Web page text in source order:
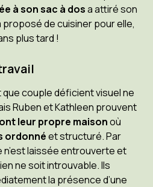
à son sac à dosa attiré son
proposé de cuisiner pour elle,
plus tard !
couple déficient visuel ne
Ruben et Kathleen prouvent
leur propre maisonoù
ordonnéet structuré. Par
laissée entrouverte et
ne soit introuvable. Ils
la présence d’une